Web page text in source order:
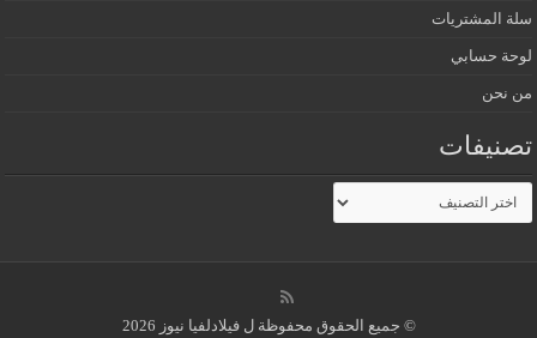
سلة المشتريات
لوحة حسابي
من نحن
تصنيفات
تصنيفات
© جميع الحقوق محفوظة ل فيلادلفيا نيوز 2026